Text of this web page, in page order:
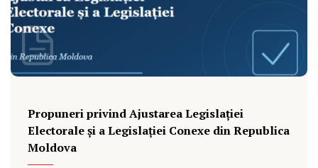
Propuneri privind Ajustarea Legislației
Electorale și a Legislației Conexe din Republica
Moldova